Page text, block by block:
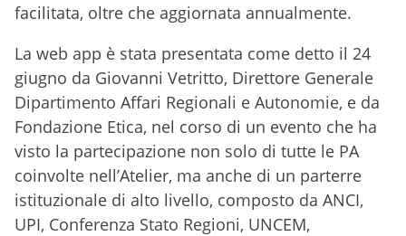
facilitata, oltre che aggiornata annualmente.
La web app è stata presentata come detto il 24
giugno da Giovanni Vetritto, Direttore Generale
Dipartimento Affari Regionali e Autonomie, e da
Fondazione Etica, nel corso di un evento che ha
visto la partecipazione non solo di tutte le PA
coinvolte nell’Atelier, ma anche di un parterre
istituzionale di alto livello, composto da ANCI,
UPI, Conferenza Stato Regioni, UNCEM,